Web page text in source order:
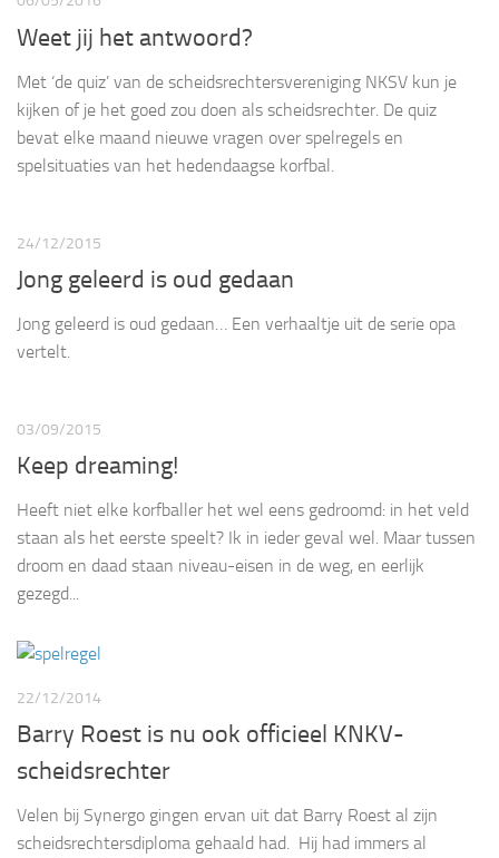
Weet jij het antwoord?
Met ‘de quiz’ van de scheidsrechtersvereniging NKSV kun je
kijken of je het goed zou doen als scheidsrechter. De quiz
bevat elke maand nieuwe vragen over spelregels en
spelsituaties van het hedendaagse korfbal.
24/12/2015
Jong geleerd is oud gedaan
Jong geleerd is oud gedaan… Een verhaaltje uit de serie opa
vertelt.
03/09/2015
Keep dreaming!
Heeft niet elke korfballer het wel eens gedroomd: in het veld
staan als het eerste speelt? Ik in ieder geval wel. Maar tussen
droom en daad staan niveau-eisen in de weg, en eerlijk
gezegd...
22/12/2014
Barry Roest is nu ook officieel KNKV-
scheidsrechter
Velen bij Synergo gingen ervan uit dat Barry Roest al zijn
scheidsrechtersdiploma gehaald had. Hij had immers al